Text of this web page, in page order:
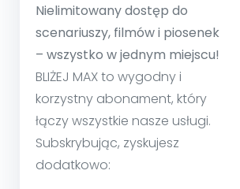
Nielimitowany dostęp do
scenariuszy, filmów i piosenek
– wszystko w jednym miejscu!
BLIŻEJ MAX to wygodny i
korzystny abonament, który
łączy wszystkie nasze usługi.
Subskrybując, zyskujesz
dodatkowo: